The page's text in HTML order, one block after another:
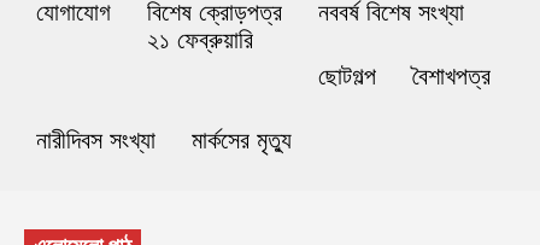
যোগাযোগ
বিশেষ ক্রোড়পত্র
২১ ফেব্রুয়ারি
নববর্ষ বিশেষ সংখ্যা
ছোটগল্প বৈশাখপত্র
নারীদিবস সংখ্যা মার্কসের মৃত্যু